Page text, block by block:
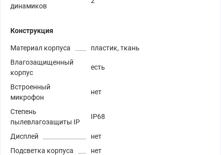
динамиков
Конструкция
Материал корпуса
пластик, ткань
Влагозащищенный
корпус
есть
Встроенный
микрофон
нет
Степень
пылевлагозащиты IP
IP68
Дисплей
нет
Подсветка корпуса
нет